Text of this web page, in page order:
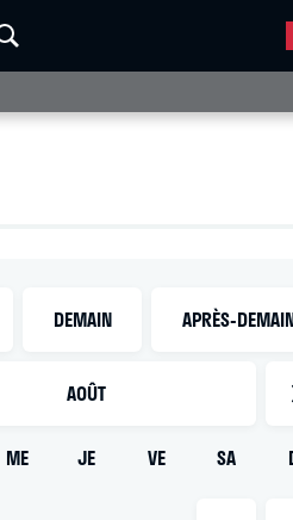
DEMAIN APRÈS-
AOÛT
ME JE VE SA